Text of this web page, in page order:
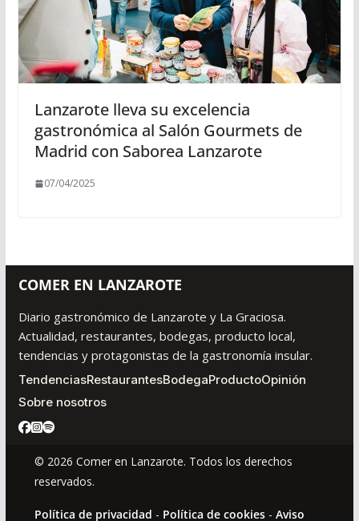
Lanzarote lleva su excelencia
gastronómica al Salón Gourmets de
Madrid con Saborea Lanzarote
07/04/2025
COMER EN LANZAROTE
Diario gastronómico de Lanzarote y La Graciosa.
Actualidad, restaurantes, bodegas, producto local,
tendencias y protagonistas de la gastronomía insular.
TendenciasRestaurantesBodegaProductoOpinión
Sobre nosotros
© 2026 Comer en Lanzarote. Todos los derechos
reservados.
Política de privacidad - Política de cookies- Aviso